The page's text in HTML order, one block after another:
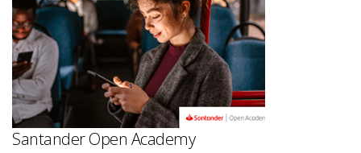
Santander Open Academy